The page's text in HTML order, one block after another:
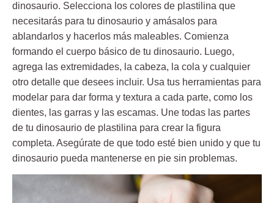
dinosaurio. Selecciona los colores de plastilina que
necesitarás para tu dinosaurio y amásalos para
ablandarlos y hacerlos más maleables. Comienza
formando el cuerpo básico de tu dinosaurio. Luego,
agrega las extremidades, la cabeza, la cola y cualquier
otro detalle que desees incluir. Usa tus herramientas para
modelar para dar forma y textura a cada parte, como los
dientes, las garras y las escamas. Une todas las partes
de tu dinosaurio de plastilina para crear la figura
completa. Asegúrate de que todo esté bien unido y que tu
dinosaurio pueda mantenerse en pie sin problemas.